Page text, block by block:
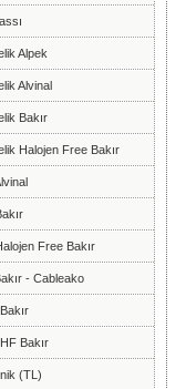
Alpek
Alvinal
Bakır
Halojen Free Bakır
Free Bakır
- Cableako
Bakır
(TL)